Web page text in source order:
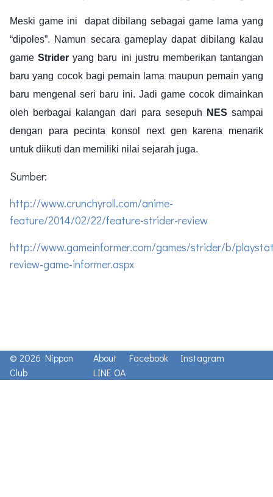
Meski game ini dapat dibilang sebagai game lama yang
“dipoles”. Namun secara gameplay dapat dibilang kalau
gameStrider yang baru ini justru memberikan tantangan
baru yang cocok bagi pemain lama maupun pemain yang
baru mengenal seri baru ini. Jadi game cocok dimainkan
oleh berbagai kalangan dari para sesepuh
NES sampai
dengan para pecinta konsol next gen karena menarik
untuk diikuti dan memiliki nilai sejarah juga.
Sumber:
http://www.crunchyroll.com/anime-
feature/2014/02/22/feature-strider-review
http://www.gameinformer.com/games/strider/b/
review-game-informer.aspx
© 2026 Nippon
Club
About Facebook
Instagram
LINE OA